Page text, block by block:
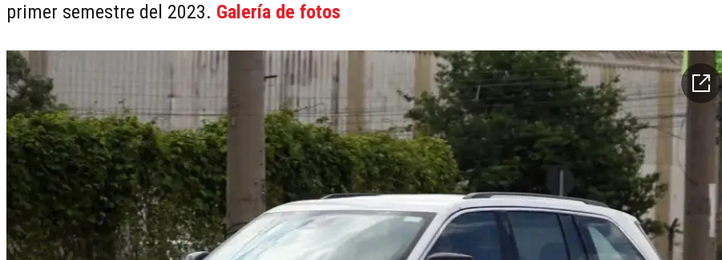
primer semestre del 2023. Galería de fotos